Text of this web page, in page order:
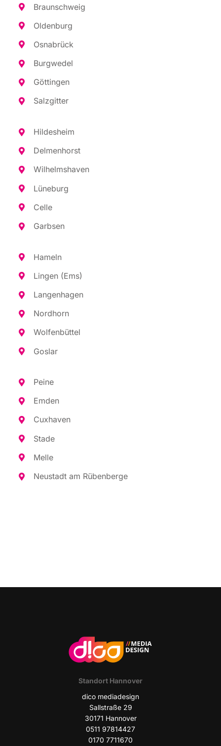
Braun­schweig
Olden­burg
Osna­brück
Burg­we­del
Göt­tin­gen
Salz­git­ter
Hil­des­heim
Del­men­horst
Wil­helms­ha­ven
Lüne­burg
Cel­le
Garb­sen
Hameln
Lin­gen (Ems)
Lan­gen­ha­gen
Nord­horn
Wol­fen­büt­tel
Gos­lar
Pei­ne
Emden
Cux­ha­ven
Sta­de
Mel­le
Neu­stadt am Rübenberge
Stand­ort Hannover
dico media­de­sign
Sall­stra­ße 29
30171 Han­no­ver
0511 97814427
0170 7711670